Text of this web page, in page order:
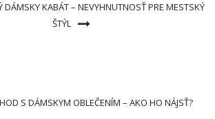
DÁMSKY KABÁT – NEVYHNUTNOSŤ PRE MESTSKÝ
ŠTÝL
S DÁMSKYM OBLEČENÍM – AKO HO NÁJSŤ?